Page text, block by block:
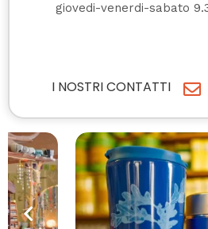
giovedi-venerdi-sabato
I NOSTRI CONTATTI